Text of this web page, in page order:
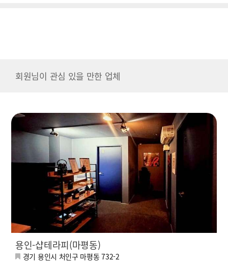
회원님이 관심 있을 만한 업체
용인-샵테라피(마평동)
경기 용인시 처인구 마평동 732-2